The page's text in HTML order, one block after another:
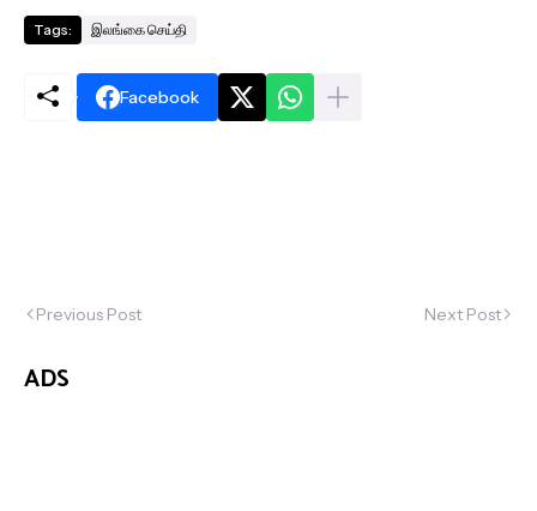
Tags: இலங்கை செய்தி
Facebook
Previous Post Next Post
ADS